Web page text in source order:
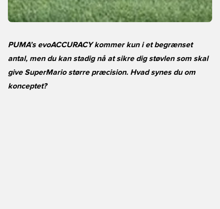
PUMA’s evoACCURACY kommer kun i et begrænset
antal, men du kan stadig nå at sikre dig støvlen som skal
give SuperMario større præcision. Hvad synes du om
konceptet?